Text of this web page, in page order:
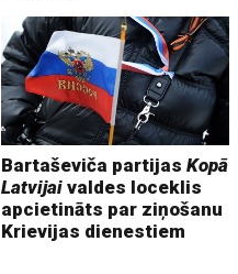
Bartaševiča partijasKopā
Latvijai valdes loceklis
apcietināts par ziņošanu
Krievijas dienestiem